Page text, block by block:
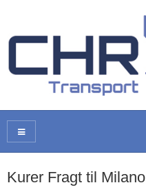
Kurer Fragt til Milano